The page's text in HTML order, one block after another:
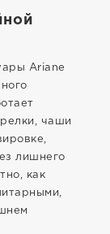
Ariane
чаши
лишнего
как